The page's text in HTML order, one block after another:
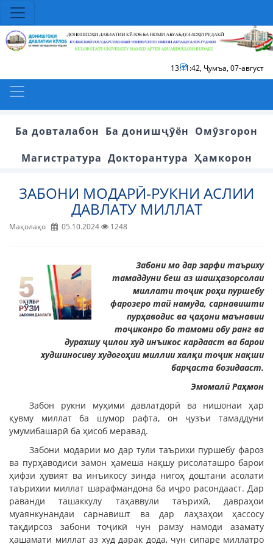
13:11:43, Ҷумъа, 07-август
Ба довталабон Ба донишҷӯён Омӯзгорон
Магистратура Докторантура Ҳамкорон
ЗАБОНИ МОДАРӢ-РУКНИ АСЛИИ
ДАВЛАТУ МИЛЛАТ
Мақолаҳо 05.10.2024 1248
Забони мо дар зарфи таъриху
тамаддуни беш аз шашҳазорсолаи
миллати тоҷик роҳи пуршебу
фарозеро тай намуда, сарнавишти
пурҳаводис ва ҷаҳони маънавии
тоҷиконро бо тамоми обу ранг ва
дурахшу ҷилои худ инъикос кардааст ва барои
худшиносиву худогоҳии миллии халқи тоҷик нақши
барҷаста бозидааст.
Эмомалӣ Раҳмон
Забон рукни муҳими давлатдорӣ ва нишонаи ҳар
қувму миллат ба шумор рафта, он ҷузъи тамаддуни
умумибашарӣ ба ҳисоб меравад.
Забони модарии мо дар тули таърихи пуршебу фароз
ва пурҳаводиси замон ҳамеша нақшу рисолаташро барои
ҳифзи ҳувият ва инъикосу зинда нигоҳ доштани асолати
таърихии миллат шарафмандона ба иҷро расондааст. Дар
раванди ташаккулу таҳаввули таърихӣ, давраҳои
муаянкунандаи сарнавишт ва дар лаҳзаҳои ҳассосу
тақдирсоз забони тоҷикӣ чун рамзу намоди азамату
ҳашамати миллат аз худ дарак дода, чун сипаре миллатро